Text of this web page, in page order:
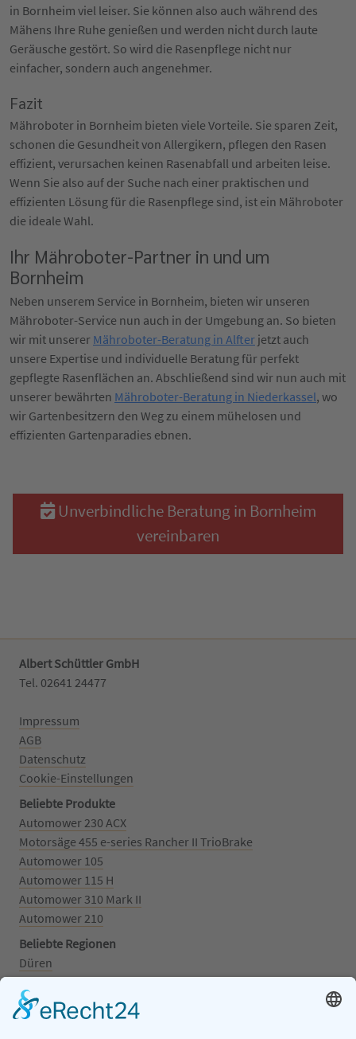
in Bornheim viel leiser. Sie können also auch während des
Mähens Ihre Ruhe genießen und werden nicht durch laute
Geräusche gestört. So wird die Rasenpflege nicht nur
einfacher, sondern auch angenehmer.
Fazit
Mähroboter in Bornheim bieten viele Vorteile. Sie sparen Zeit,
schonen die Gesundheit von Allergikern, pflegen den Rasen
effizient, verursachen keinen Rasenabfall und arbeiten leise.
Wenn Sie also auf der Suche nach einer praktischen und
effizienten Lösung für die Rasenpflege sind, ist ein Mähroboter
die ideale Wahl.
Ihr Mähroboter-Partner in und um
Bornheim
Neben unserem Service in Bornheim, bieten wir unseren
Mähroboter-Service nun auch in der Umgebung an. So bieten
wir mit unserer Mähroboter-Beratung in Alfter jetzt auch
unsere Expertise und individuelle Beratung für perfekt
gepflegte Rasenflächen an. Abschließend sind wir nun auch mit
unserer bewährten Mähroboter-Beratung in Niederkassel, wo
wir Gartenbesitzern den Weg zu einem mühelosen und
effizienten Gartenparadies ebnen.
Unverbindliche Beratung in Bornheim
vereinbaren
Albert Schüttler GmbH
Tel. 02641 24477‬
Impressum
AGB
Datenschutz
Cookie-Einstellungen
Beliebte Produkte
Automower 230 ACX
Motorsäge 455 e-series Rancher II TrioBrake
Automower 105
Automower 115 H
Automower 310 Mark II
Automower 210
Beliebte Regionen
Düren
Grafschaft
Kalenborn
Mayschoß